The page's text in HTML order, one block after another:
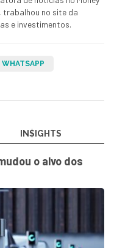
trabalhou no site da
e investimentos.
IN$IGHTS
o alvo dos